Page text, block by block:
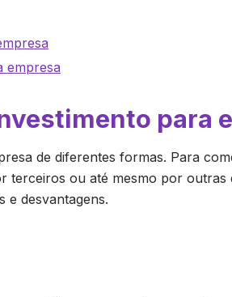
empresa
para
de diferentes formas. Para
ou até mesmo por outras
e desvantagens.